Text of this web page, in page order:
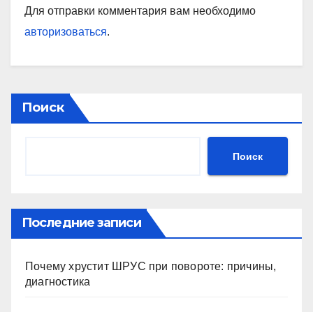
Для отправки комментария вам необходимо
авторизоваться.
Поиск
Поиск
Последние записи
Почему хрустит ШРУС при повороте: причины,
диагностика